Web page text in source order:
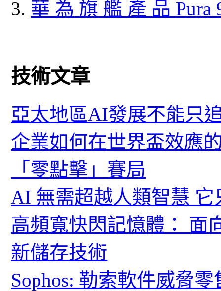
華 為 旗 艦 產 品 Pura
技術文章
亞太地區AI發展不能只
企業如何在世界盃效應
「零點擊」賽局
AI 無需超越人類智慧
高頻寬快閃記憶體： 面
新儲存技術
Sophos: 勒索軟件威脅